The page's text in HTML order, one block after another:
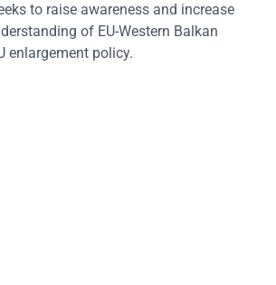
to raise awareness and increase
of EU-Western Balkan
enlargement policy.